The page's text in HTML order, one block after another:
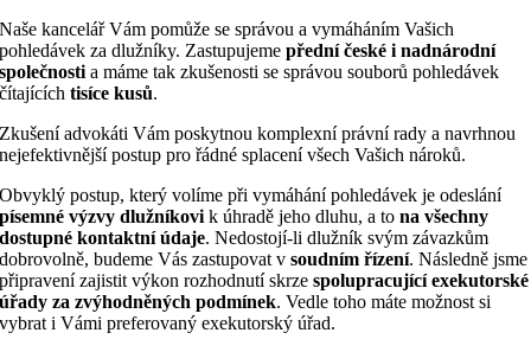
Naše kancelář Vám pomůže se správou a vymáháním Vašich
pohledávek za dlužníky. Zastupujemepřední české i nadnárodní
společnostia máme tak zkušenosti se správou souborů pohledávek
čítajícíchtisíce kusů.
Zkušení advokáti Vám poskytnou komplexní právní rady a navrhnou
nejefektivnější postup pro řádné splacení všech Vašich nároků.
Obvyklý postup, který volíme při vymáhání pohledávek je odeslání
písemné výzvy dlužníkovik úhradě jeho dluhu, a tona všechny
dostupné kontaktní údaje. Nedostojí-li dlužník svým závazkům
dobrovolně, budeme Vás zastupovat vsoudním řízení. Následně jsme
připravení zajistit výkon rozhodnutí skrze spolupracující exekutorské
úřady za zvýhodněných podmínek. Vedle toho máte možnost si
vybrat i Vámi preferovaný exekutorský úřad.